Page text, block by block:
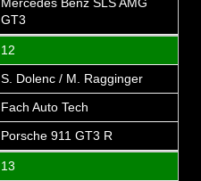
GT3
12
S. Dolenc / M. Ragginger
Fach Auto Tech
Porsche 911 GT3 R
13